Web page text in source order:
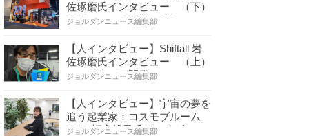
佐琢磨氏インタビュー （下）
CESへのこだわり VR…
ジョルダンニュース編集部
【人インタビュー】Shiftall 岩
佐琢磨氏インタビュー （上）
ハードウェア開発へ…
ジョルダンニュース編集部
【人インタビュー】宇宙の夢を
追う起業家：コスモブルーム
CEO 福永桃子氏インタビ…
ジョルダンニュース編集部